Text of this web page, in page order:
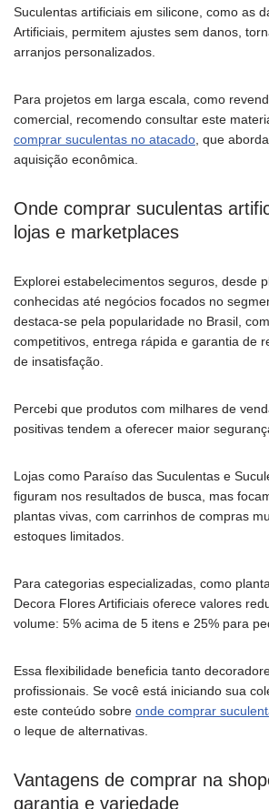
Suculentas artificiais em silicone, como as
Artificiais, permitem ajustes sem danos,
arranjos personalizados.
Para projetos em larga escala, como
comercial, recomendo consultar este
comprar suculentas no atacado , que
aquisição econômica.
Onde comprar suculentas
lojas e marketplaces
Explorei estabelecimentos seguros, desde
conhecidas até negócios focados no
destaca-se pela popularidade no Brasil,
competitivos, entrega rápida e garantia de
de insatisfação.
Percebi que produtos com milhares de
positivas tendem a oferecer maior
Lojas como Paraíso das Suculentas e
figuram nos resultados de busca, mas
plantas vivas, com carrinhos de compras
estoques limitados.
Para categorias especializadas, como
Decora Flores Artificiais oferece valores
volume: 5% acima de 5 itens e 25% para
Essa flexibilidade beneficia tanto
profissionais. Se você está iniciando sua
este conteúdo sobre onde comprar
o leque de alternativas.
Vantagens de comprar na
garantia e variedade